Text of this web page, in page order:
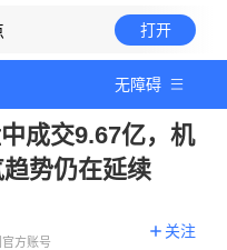
打开
无障碍
成交9.67亿，机
势仍在延续
方账号
关注